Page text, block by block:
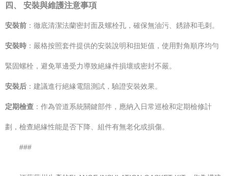
四、 安裝與維護注意事項
安裝前 ：徹底清潔法蘭密封面及螺栓孔，確保無油污、銹跡和毛刺。
安裝時 ：嚴格按照套件提供的安裝說明和扭矩值，使用對角順序均勻
緊固螺栓，避免單邊受力導致絕緣件損壞或密封不嚴。
安裝后 ：建議進行絕緣電阻測試，驗證安裝效果。
定期檢查 ：作為管道系統關鍵部件，應納入日常巡檢和定期檢修計
劃，檢查絕緣性能是否下降、組件有無老化或損傷。
###